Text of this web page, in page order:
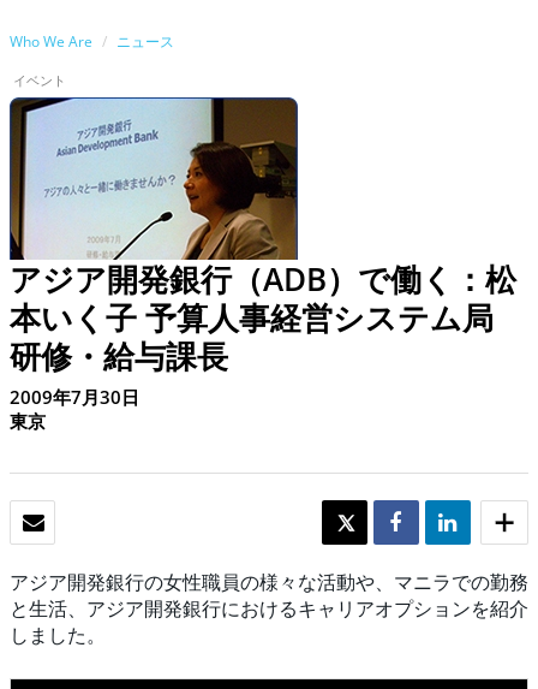
Who We Are ニュース
イベント
アジア開発銀行（ADB）で働く：松
本いく子 予算人事経営システム局
研修・給与課長
2009年7月30日
東京
TWEET SHARE SHARE
アジア開発銀行の女性職員の様々な活動や、マニラでの勤務
と生活、アジア開発銀行におけるキャリアオプションを紹介
しました。